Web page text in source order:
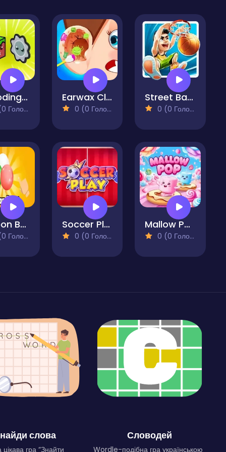
Exploding Zombie Boxes Earwax Clinic
0 (0 Голосів)
Street Basketball
0 (0 Голосів)
Balloon Burst Soccer Play
0 (0 Голосів)
Mallow Pop
0 (0 Голосів)
слова
гра “Знайти
Словодей
Wordle-подібна гра українською